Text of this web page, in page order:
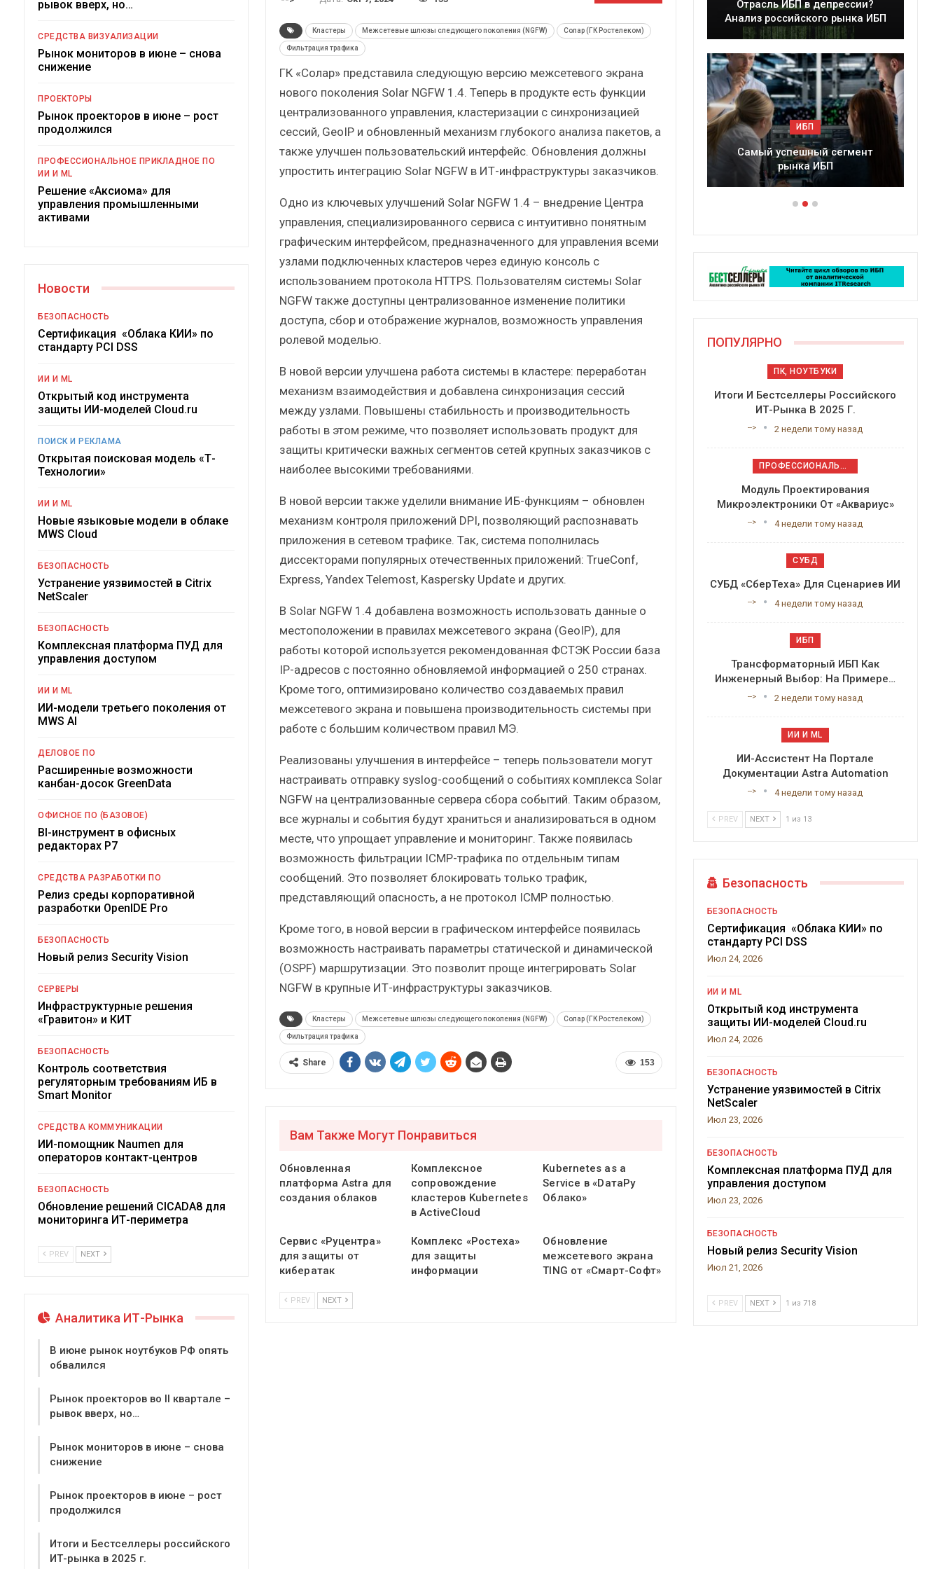
Кластеры Межсетевые шлюзы следующего поколения (NGFW) Солар (ГК Ростелеком)
Фильтрация трафика
ГК «Солар» представила следующую версию межсетевого экрана
нового поколения Solar NGFW 1.4. Теперь в продукте есть функции
централизованного управления, кластеризации с синхронизацией
сессий, GeoIP и обновленный механизм глубокого анализа пакетов, а
также улучшен пользовательский интерфейс. Обновления должны
упростить интеграцию Solar NGFW в ИТ-инфраструктуры заказчиков.
Одно из ключевых улучшений Solar NGFW 1.4 – внедрение Центра
управления, специализированного сервиса с интуитивно понятным
графическим интерфейсом, предназначенного для управления всеми
узлами подключенных кластеров через единую консоль с
использованием протокола HTTPS. Пользователям системы Solar
NGFW также доступны централизованное изменение политики
доступа, сбор и отображение журналов, возможность управления
ролевой моделью.
В новой версии улучшена работа системы в кластере: переработан
механизм взаимодействия и добавлена синхронизация сессий
между узлами. Повышены стабильность и производительность
работы в этом режиме, что позволяет использовать продукт для
защиты критически важных сегментов сетей крупных заказчиков с
наиболее высокими требованиями.
В новой версии также уделили внимание ИБ-функциям – обновлен
механизм контроля приложений DPI, позволяющий распознавать
приложения в сетевом трафике. Так, система пополнилась
диссекторами популярных отечественных приложений: TrueConf,
Express, Yandex Telemost, Kaspersky Update и других.
В Solar NGFW 1.4 добавлена возможность использовать данные о
местоположении в правилах межсетевого экрана (GeoIP), для
работы которой используется рекомендованная ФСТЭК России база
IP-адресов с постоянно обновляемой информацией о 250 странах.
Кроме того, оптимизировано количество создаваемых правил
межсетевого экрана и повышена производительность системы при
работе с большим количеством правил МЭ.
Реализованы улучшения в интерфейсе – теперь пользователи могут
настраивать отправку syslog-сообщений о событиях комплекса Solar
NGFW на централизованные сервера сбора событий. Таким образом,
все журналы и события будут храниться и анализироваться в одном
месте, что упрощает управление и мониторинг. Также появилась
возможность фильтрации ICMP-трафика по отдельным типам
сообщений. Это позволяет блокировать только трафик,
представляющий опасность, а не протокол ICMP полностью.
Кроме того, в новой версии в графическом интерфейсе появилась
возможность настраивать параметры статической и динамической
(OSPF) маршрутизации. Это позволит проще интегрировать Solar
NGFW в крупные ИТ-инфраструктуры заказчиков.
Кластеры Межсетевые шлюзы следующего поколения (NGFW) Солар (ГК Ростелеком)
Фильтрация трафика
153
Share
Вам Также Могут Понравиться
Обновленная
платформа Astra для
создания облаков
Комплексное
сопровождение
кластеров Kubernetes
в ActiveCloud
Kubernetes as a
Service в «DатаРу
Облако»
Сервис «Руцентра»
для защиты от
кибератак
Комплекс «Ростеха»
для защиты
информации
Обновление
межсетевого экрана
TING от «Смарт-Софт»
PREV NEXT
рывок вверх, но…
СРЕДСТВА ВИЗУАЛИЗАЦИИ
Рынок мониторов в июне – снова
снижение
ПРОЕКТОРЫ
Рынок проекторов в июне – рост
продолжился
ПРОФЕССИОНАЛЬНОЕ ПРИКЛАДНОЕ ПО
ИИ И ML
Решение «Аксиома» для
управления промышленными
активами
Новости
БЕЗОПАСНОСТЬ
Сертификация «Облака КИИ» по
стандарту PCI DSS
ИИ И ML
Открытый код инструмента
защиты ИИ-моделей Cloud.ru
ПОИСК И РЕКЛАМА
Открытая поисковая модель «Т-
Технологии»
ИИ И ML
Новые языковые модели в облаке
MWS Cloud
БЕЗОПАСНОСТЬ
Устранение уязвимостей в Citrix
NetScaler
БЕЗОПАСНОСТЬ
Комплексная платформа ПУД для
управления доступом
ИИ И ML
ИИ-модели третьего поколения от
MWS AI
ДЕЛОВОЕ ПО
Расширенные возможности
канбан-досок GreenData
ОФИСНОЕ ПО (БАЗОВОЕ)
BI-инструмент в офисных
редакторах Р7
СРЕДСТВА РАЗРАБОТКИ ПО
Релиз среды корпоративной
разработки OpenIDE Pro
БЕЗОПАСНОСТЬ
Новый релиз Security Vision
СЕРВЕРЫ
Инфраструктурные решения
«Гравитон» и КИТ
БЕЗОПАСНОСТЬ
Контроль соответствия
регуляторным требованиям ИБ в
Smart Monitor
СРЕДСТВА КОММУНИКАЦИИ
ИИ-помощник Naumen для
операторов контакт-центров
БЕЗОПАСНОСТЬ
Обновление решений CICADA8 для
мониторинга ИТ-периметра
PREV NEXT
Аналитика ИТ-Рынка
В июне рынок ноутбуков РФ опять
обвалился
Рынок проекторов во II квартале –
рывок вверх, но…
Рынок мониторов в июне – снова
снижение
Рынок проекторов в июне – рост
продолжился
Итоги и Бестселлеры российского
ИТ-рынка в 2025 г.
Краткий статистический
Подкосят ли глобальные угрозы
российский рынок ИБП?
Итоги и Бестселлеры
Отрасль ИБП в депрессии?
Часть II.
Отрасль ИБП в депрессии?
Анализ российского рынка ИБП
Самый успешный сегмент
рынка ИБП
Краткий
сборник от…
ИБП
Подкосят ли
ПОПУЛЯРНО
ПК, НОУТБУКИ
Итоги И Бестселлеры Российского
ИТ-Рынка В 2025 Г.
--> 2 недели тому назад
ПРОФЕССИОНАЛЬНОЕ ПРИКЛАДНОЕ ПО
Модуль Проектирования
Микроэлектроники От «Аквариус»
--> 4 недели тому назад
СУБД
СУБД «СберТеха» Для Сценариев ИИ
--> 4 недели тому назад
ИБП
Трансформаторный ИБП Как
Инженерный Выбор: На Примере…
--> 2 недели тому назад
ИИ И ML
ИИ-Ассистент На Портале
Документации Astra Automation
--> 4 недели тому назад
PREV NEXT 1 из 13
Безопасность
БЕЗОПАСНОСТЬ
Сертификация «Облака КИИ» по
стандарту PCI DSS
Июл 24, 2026
ИИ И ML
Открытый код инструмента
защиты ИИ-моделей Cloud.ru
Июл 24, 2026
БЕЗОПАСНОСТЬ
Устранение уязвимостей в Citrix
NetScaler
Июл 23, 2026
БЕЗОПАСНОСТЬ
Комплексная платформа ПУД для
управления доступом
Июл 23, 2026
БЕЗОПАСНОСТЬ
Новый релиз Security Vision
Июл 21, 2026
PREV NEXT 1 из 718